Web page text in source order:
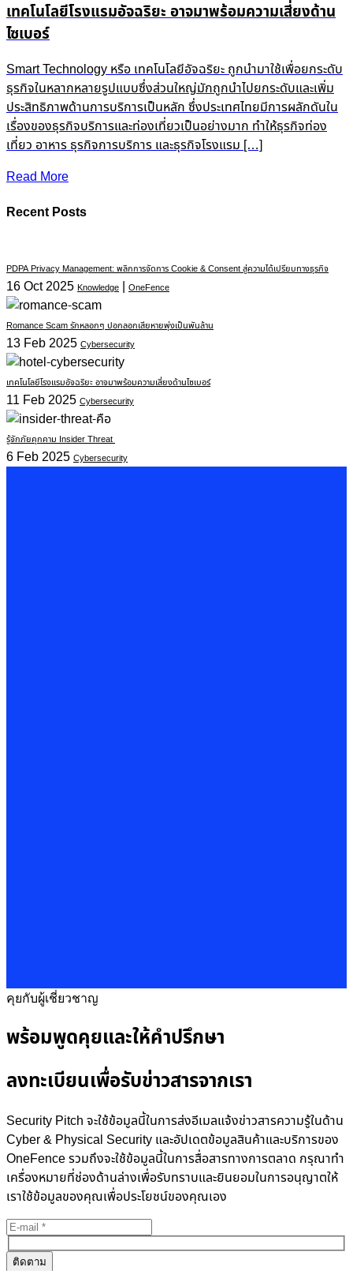
เทคโนโลยีโรงแรมอัจฉริยะ อาจมาพร้อมความเสี่ยงด้าน
ไซเบอร์
Smart Technology หรือ เทคโนโลยีอัจฉริยะ ถูกนำมาใช้เพื่อยกระดับ
ธุรกิจในหลากหลายรูปแบบซึ่งส่วนใหญ่มักถูกนำไปยกระดับและเพิ่ม
ประสิทธิภาพด้านการบริการเป็นหลัก ซึ่งประเทศไทยมีการผลักดันใน
เรื่องของธุรกิจบริการและท่องเที่ยวเป็นอย่างมาก ทำให้ธุรกิจท่อง
เที่ยว อาหาร ธุรกิจการบริการ และธุรกิจโรงแรม […]
Read More
Recent Posts
PDPA Privacy Management: พลิกการจัดการ Cookie & Consent สู่ความได้เปรียบทางธุรกิจ
16 Oct 2025 Knowledge | OneFence
Romance Scam รักหลอกๆ ปอกลอกเสียหายพุ่งเป็นพันล้าน
13 Feb 2025 Cybersecurity
เทคโนโลยีโรงแรมอัจฉริยะ อาจมาพร้อมความเสี่ยงด้านไซเบอร์
11 Feb 2025 Cybersecurity
รู้จักภัยคุกคาม Insider Threat
6 Feb 2025 Cybersecurity
คุยกับผู้เชี่ยวชาญ
พร้อมพูดคุยและให้คำปรึกษา
ลงทะเบียนเพื่อรับข่าวสารจากเรา
Security Pitch จะใช้ข้อมูลนี้ในการส่งอีเมลแจ้งข่าวสารความรู้ในด้าน
Cyber & Physical Security และอัปเดตข้อมูลสินค้าและบริการของ
OneFence รวมถึงจะใช้ข้อมูลนี้ในการสื่อสารทางการตลาด กรุณาทำ
เครื่องหมายที่ช่องด้านล่างเพื่อรับทราบและยินยอมในการอนุญาตให้
เราใช้ข้อมูลของคุณเพื่อประโยชน์ของคุณเอง